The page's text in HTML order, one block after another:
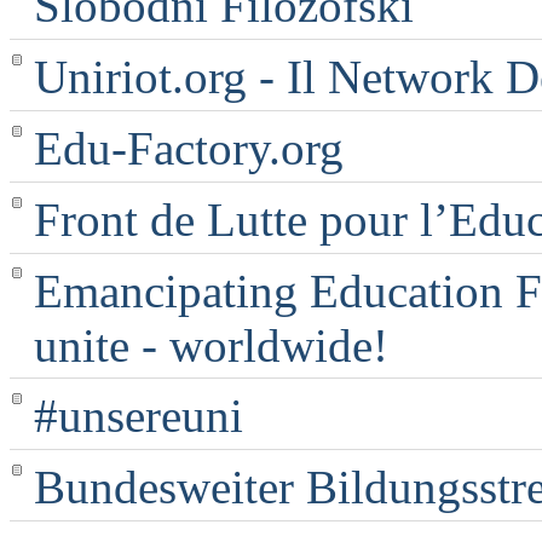
Uniriot.org - Il Network
Edu-Factory.org
Front de Lutte pour
Emancipating Education
unite - worldwide!
#unsereuni
Bundesweiter